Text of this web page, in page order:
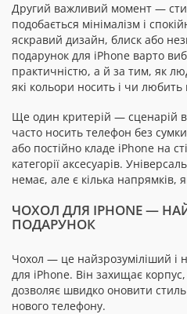
Другий важливий момент —
подобається мінімалізм і
яскравий дизайн, блиск або
подарунок для iPhone варто
практичністю, а й за тим, як
які кольори носить і чи любить
Ще один критерій — сценарій
часто носить телефон без
або постійно кладе iPhone на
категорії аксесуарів.
немає, але є кілька напрямків,
ЧОХОЛ ДЛЯ IPHONE —
ПОДАРУНОК
Чохол — це найзрозуміліший і
для iPhone. Він захищає
дозволяє швидко оновити
нового телефону.